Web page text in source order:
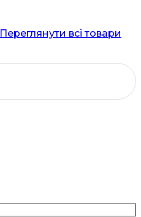
Переглянути всі товари